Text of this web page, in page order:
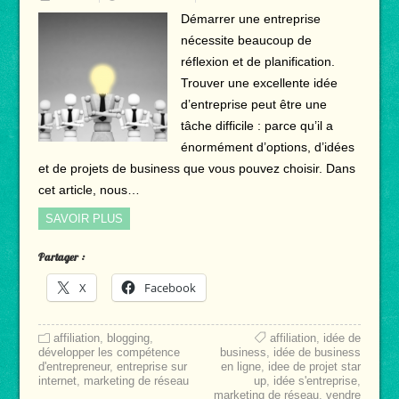
Démarrer une entreprise
nécessite beaucoup de
réflexion et de planification.
Trouver une excellente idée
d’entreprise peut être une
tâche difficile : parce qu’il a
énormément d’options, d’idées
et de projets de business que vous pouvez choisir. Dans
cet article, nous…
SAVOIR PLUS
Partager :
X Facebook
affiliation, blogging,
développer les compétence
d'entrepreneur, entreprise sur
internet, marketing de réseau
affiliation, idée de
business, idée de business
en ligne, idee de projet star
up, idée s'entreprise,
marketing de réseau,vendre